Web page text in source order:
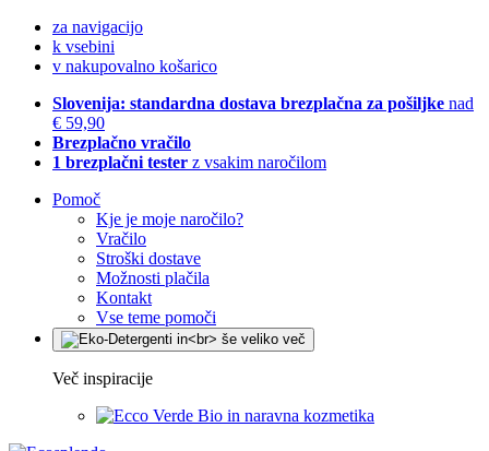
za navigacijo
k vsebini
v nakupovalno košarico
Slovenija: standardna dostava brezplačna za pošiljke nad
€ 59,90
Brezplačno vračilo
1 brezplačni tester z vsakim naročilom
Pomoč
Kje je moje naročilo?
Vračilo
Stroški dostave
Možnosti plačila
Kontakt
Vse teme pomoči
Več inspiracije
Bio in naravna kozmetika